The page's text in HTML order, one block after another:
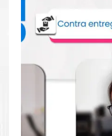
Dónde comprar
Cian para
C7030 en Lima
Tienda autorizada por
abastecerte deToner
Xerox C7020 C7025